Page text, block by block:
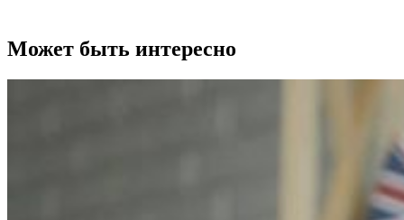
Может быть интересно